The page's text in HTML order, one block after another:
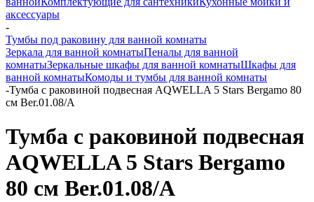
аксессуары
-
Тумбы под раковину для ванной комнаты
Зеркала для ванной комнатыПеналы для ванной
комнатыЗеркальные шкафы для ванной комнатыШкафы для
ванной комнатыКомоды и тумбы для ванной комнаты
-Тумба с раковиной подвесная AQWELLA 5 Stars Bergamo 80
см Ber.01.08/A
Тумба с раковиной подвесная
AQWELLA 5 Stars Bergamo
80 см Ber.01.08/A